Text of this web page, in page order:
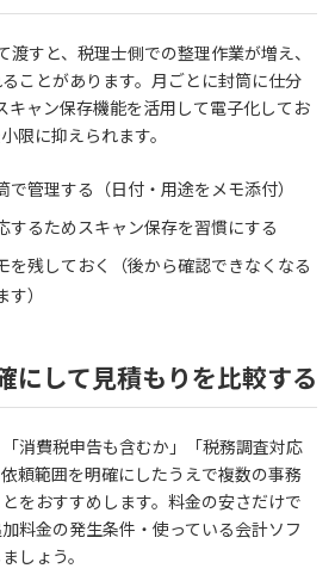
渡すと、税理士側での整理作業が増え、
ことがあります。月ごとに封筒に仕分
キャン保存機能を活用して電子化してお
限に抑えられます。
で管理する（日付・用途をメモ添付）
するためスキャン保存を習慣にする
を残しておく（後から確認できなくなる
）
にして見積もりを比較する
「消費税申告も含むか」「税務調査対応
頼範囲を明確にしたうえで複数の事務
をおすすめします。料金の安さだけで
料金の発生条件・使っている会計ソフ
しょう。